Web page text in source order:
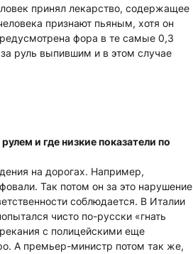
принял лекарство, содержащее
признают пьяным, хотя он
фора в те самые 0,3
руль выпившим и в этом случае
и где низкие показатели по
на дорогах. Например,
Так потом он за это нарушение
соблюдается. В Италии
чисто по-русски «гнать
с полицейскими еще
А премьер-министр потом так же,